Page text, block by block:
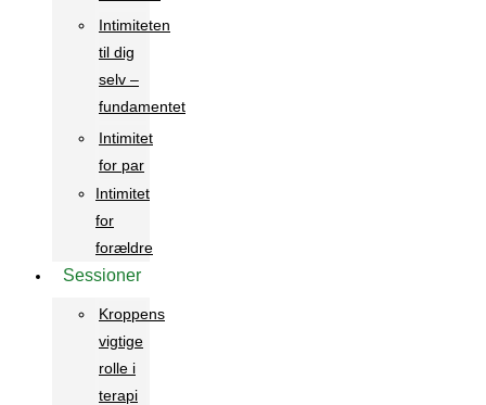
Intimiteten
til dig
selv –
fundamentet
Intimitet
for par
Intimitet
for
forældre
Sessioner
Kroppens
vigtige
rolle i
terapi